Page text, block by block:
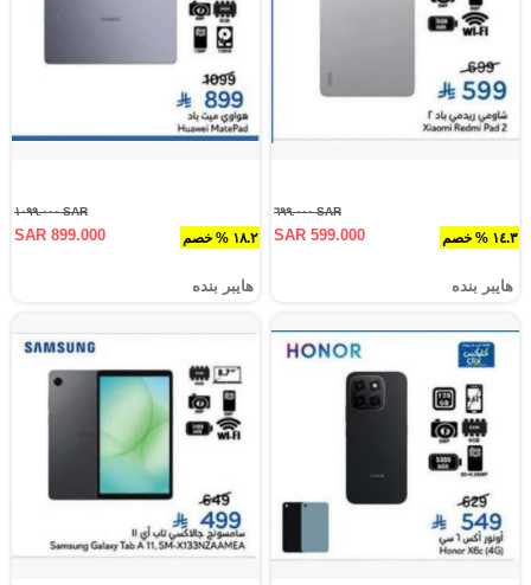
١٤.٣ % خصم
SAR ٦٩٩.٠٠٠
SAR 599.000
هايبر بنده
١٨.٢ % خصم
SAR ١٠٩٩.٠٠٠
SAR 899.000
هايبر بنده